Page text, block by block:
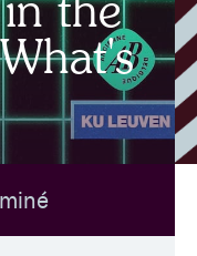
the